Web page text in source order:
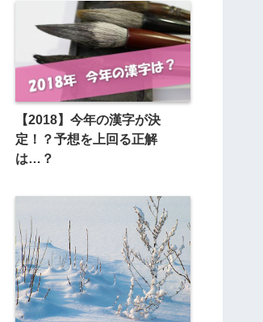
【2018】今年の漢字が決
定！？予想を上回る正解
は…？